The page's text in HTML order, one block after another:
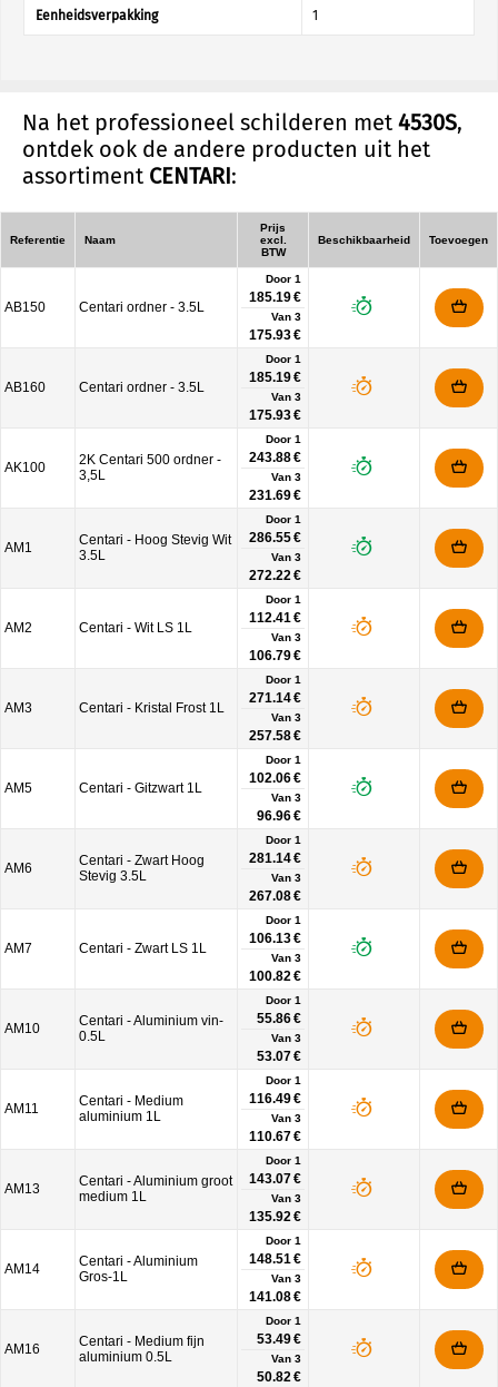
Eenheidsverpakking 1
Na het professioneel schilderen met 4530S,
ontdek ook de andere producten uit het
assortiment CENTARI:
Referentie Naam
Prijs
excl.
BTW
Beschikbaarheid Toevoegen
AB150 Centari ordner - 3.5L
Door 1
185.19 €
Van 3
175.93 €
AB160 Centari ordner - 3.5L
Door 1
185.19 €
Van 3
175.93 €
AK100
2K Centari 500 ordner -
3,5L
Door 1
243.88 €
Van 3
231.69 €
AM1
Centari - Hoog Stevig Wit
3.5L
Door 1
286.55 €
Van 3
272.22 €
AM2 Centari - Wit LS 1L
Door 1
112.41 €
Van 3
106.79 €
AM3 Centari - Kristal Frost 1L
Door 1
271.14 €
Van 3
257.58 €
AM5 Centari - Gitzwart 1L
Door 1
102.06 €
Van 3
96.96 €
AM6
Centari - Zwart Hoog
Stevig 3.5L
Door 1
281.14 €
Van 3
267.08 €
AM7 Centari - Zwart LS 1L
Door 1
106.13 €
Van 3
100.82 €
AM10
Centari - Aluminium vin-
0.5L
Door 1
55.86 €
Van 3
53.07 €
AM11
Centari - Medium
aluminium 1L
Door 1
116.49 €
Van 3
110.67 €
AM13
Centari - Aluminium groot
medium 1L
Door 1
143.07 €
Van 3
135.92 €
AM14
Centari - Aluminium
Gros-1L
Door 1
148.51 €
Van 3
141.08 €
AM16
Centari - Medium fijn
aluminium 0.5L
Door 1
53.49 €
Van 3
50.82 €